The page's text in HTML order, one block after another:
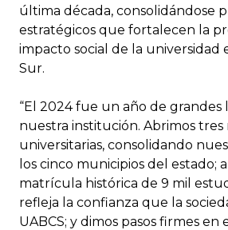
última década, consolidándose
estratégicos que fortalecen la
impacto social de la universidad
Sur.
“El 2024 fue un año de grandes
nuestra institución. Abrimos tres
universitarias, consolidando
los cinco municipios del estado;
matrícula histórica de 9 mil
refleja la confianza que la
UABCS; y dimos pasos firmes